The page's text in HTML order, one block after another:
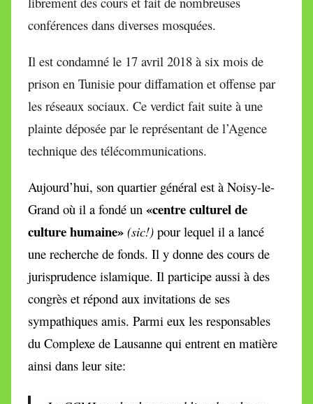
conférences dans diverses mosquées.
Il est condamné le 17 avril 2018 à six mois de
prison en Tunisie pour diffamation et offense par
les réseaux sociaux. Ce verdict fait suite à une
plainte déposée par le représentant de l’Agence
technique des télécommunications.
Aujourd’hui, son quartier général est à Noisy-le-
Grand où il a fondé un «centre culturel de
culture humaine» (sic!) pour lequel il a lancé
une recherche de fonds. Il y donne des cours de
jurisprudence islamique. Il participe aussi à des
congrès et répond aux invitations de ses
sympathiques amis. Parmi eux les responsables
du Complexe de Lausanne qui entrent en matière
ainsi dans leur site: